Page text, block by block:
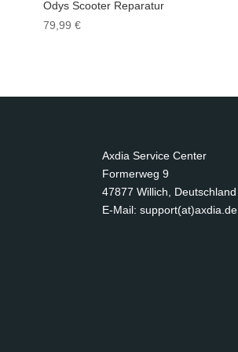
Odys Scooter Reparatur
79,99 €
Axdia Service Center
Formerweg 9
47877 Willich
Deutschland
E-Mail: support(at)axdia.de